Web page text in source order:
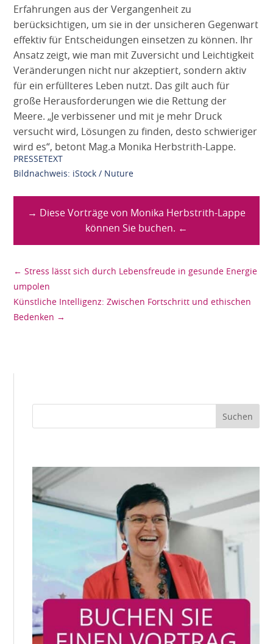
Erfahrungen aus der Vergangenheit zu
berücksichtigen, um sie in der unsicheren Gegenwart
effektiv für Entscheidungen einsetzen zu können. Ihr
Ansatz zeigt, wie man mit Zuversicht und Leichtigkeit
Veränderungen nicht nur akzeptiert, sondern aktiv
für ein erfüllteres Leben nutzt. Das gilt auch für
große Herausforderungen wie die Rettung der
Meere. „Je verbissener und mit je mehr Druck
versucht wird, Lösungen zu finden, desto schwieriger
wird es“, betont Mag.a Monika Herbstrith-Lappe.
PRESSETEXT
Bildnachweis: iStock / Nuture
→ Diese Vorträge von Monika Herbstrith-Lappe
können Sie buchen. ←
←Stress lässt sich durch Lebensfreude in gesunde Energie
umpolen
Künstliche Intelligenz: Zwischen Fortschritt und ethischen
Bedenken →